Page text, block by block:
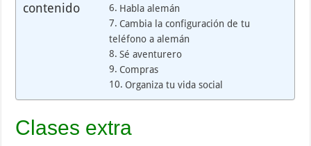
contenido
Habla alemán
Cambia la configuración de tu
teléfono a alemán
Sé aventurero
Compras
Organiza tu vida social
Clases extra